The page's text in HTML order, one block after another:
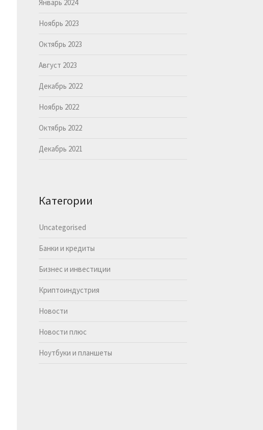
Январь 2024
Ноябрь 2023
Октябрь 2023
Август 2023
Декабрь 2022
Ноябрь 2022
Октябрь 2022
Декабрь 2021
Категории
Uncategorised
Банки и кредиты
Бизнес и инвестиции
Криптоиндустрия
Новости
Новости плюс
Ноутбуки и планшеты